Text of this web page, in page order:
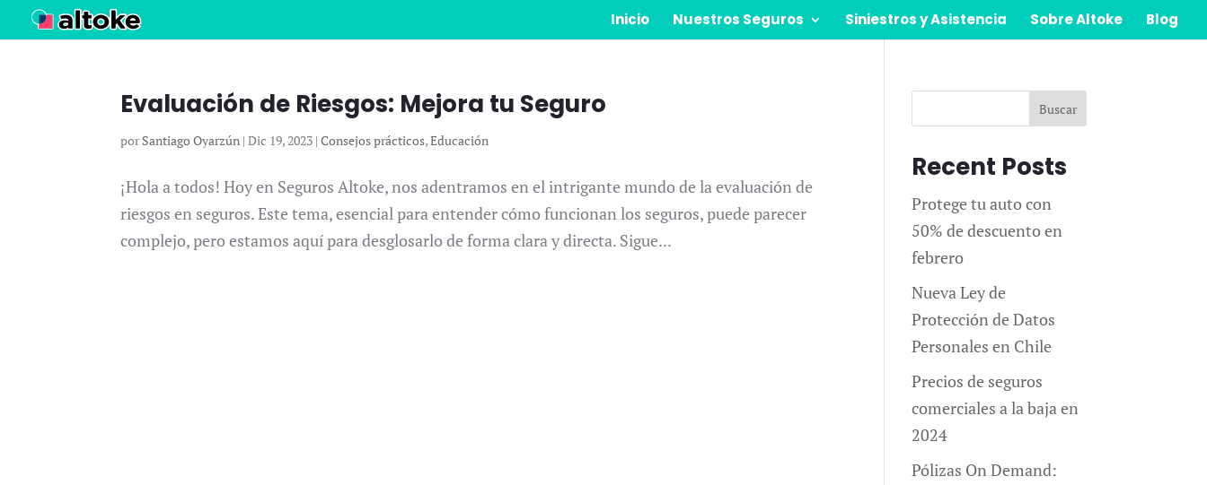
Inicio Nuestros Seguros Siniestros y Asistencia Sobre Altoke Blog
Evaluación de Riesgos: Mejora tu Seguro
porSantiago Oyarzún |Dic 19, 2023 |Consejos prácticos,Educación
¡Hola a todos! Hoy en Seguros Altoke, nos adentramos en el intrigante mundo de la evaluación de
riesgos en seguros. Este tema, esencial para entender cómo funcionan los seguros, puede parecer
complejo, pero estamos aquí para desglosarlo de forma clara y directa. Sigue...
Buscar
Recent Posts
Protege tu auto con
50% de descuento en
febrero
Nueva Ley de
Protección de Datos
Personales en Chile
Precios de seguros
comerciales a la baja en
2024
Pólizas On Demand: